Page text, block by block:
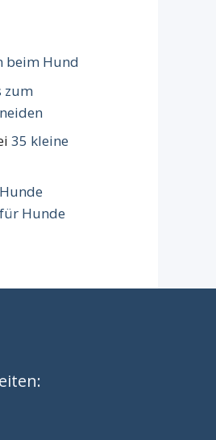
beim Hund
zum
35 kleine
Hunde
Hunde